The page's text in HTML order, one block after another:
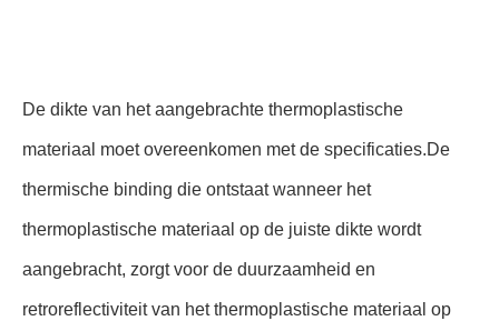
De dikte van het aangebrachte thermoplastische
materiaal moet overeenkomen met de specificaties.De
thermische binding die ontstaat wanneer het
thermoplastische materiaal op de juiste dikte wordt
aangebracht, zorgt voor de duurzaamheid en
retroreflectiviteit van het thermoplastische materiaal op